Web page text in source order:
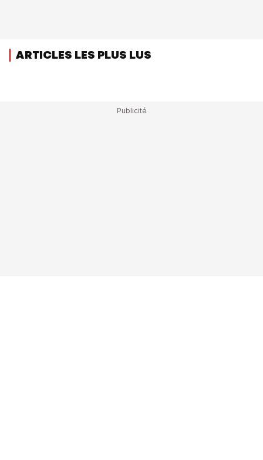
ARTICLES LES PLUS LUS